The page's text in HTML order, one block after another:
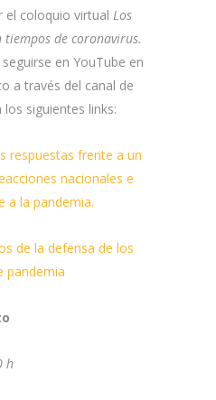
el coloquio virtual Los
tiempos de coronavirus.
en YouTube en
a través del canal de
siguientes links:
respuestas frente a un
nacionales e
a la pandemia.
de la defensa de los
pandemia
h